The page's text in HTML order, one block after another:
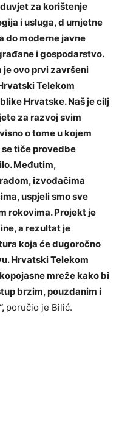
za korištenje
i usluga, d umjetne
do moderne javne
i gospodarstvo.
je ovo prvi završeni
Telekom
Hrvatske. Naš je cilj
za razvoj svim
o tome u kojem
tiče provedbe
Međutim,
izvođačima
uspjeli smo sve
rokovima. Projekt je
a rezultat je
koja će dugoročno
Hrvatski Telekom
mreže kako bi
brzim, pouzdanim i
poručio je Bilić.